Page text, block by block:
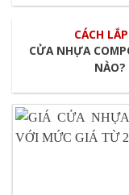
CÁCH
CỬA NHỰA